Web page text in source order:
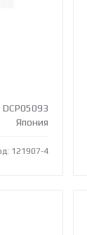
DCP05093
Япония
121907-4